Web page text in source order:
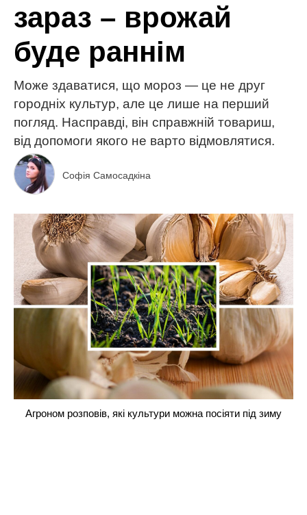
зараз – врожай
буде раннім
Може здаватися, що мороз — це не друг
городніх культур, але це лише на перший
погляд. Насправді, він справжній товариш,
від допомоги якого не варто відмовлятися.
Софія Самосадкіна
Агроном розповів, які культури можна посіяти під зиму